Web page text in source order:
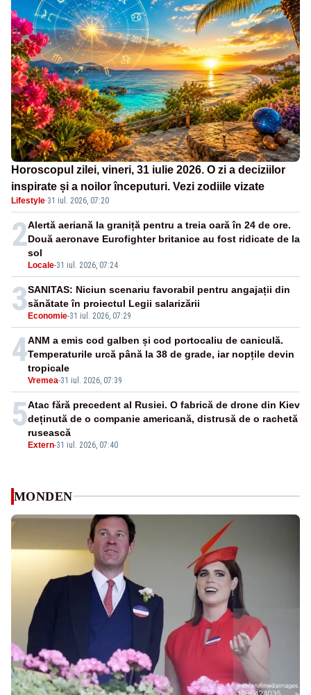
Horoscopul zilei, vineri, 31 iulie 2026. O zi a deciziilor
inspirate și a noilor începuturi. Vezi zodiile vizate
Lifestyle·31 iul. 2026, 07:20
2
Locale-31 iul. 2026, 07:24
Alertă aeriană la graniță pentru a treia oară în 24 de ore.
Două aeronave Eurofighter britanice au fost ridicate de la
sol
3Economie-31 iul. 2026, 07:29
SANITAS: Niciun scenariu favorabil pentru angajații din
sănătate în proiectul Legii salarizării
4
Vremea-31 iul. 2026, 07:39
ANM a emis cod galben și cod portocaliu de caniculă.
Temperaturile urcă până la 38 de grade, iar nopțile devin
tropicale
5
Extern-31 iul. 2026, 07:40
Atac fără precedent al Rusiei. O fabrică de drone din Kiev
deținută de o companie americană, distrusă de o rachetă
rusească
MONDEN